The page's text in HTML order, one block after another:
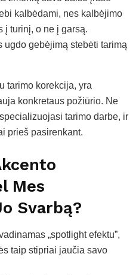
kalbėdami, nes kalbėjimo
į turinį, o ne į garsą.
ugdo gebėjimą stebėti tarimą
tarimo korekcija, yra
konkretaus požiūrio. Ne
tarimo darbe, ir
prieš pasirenkant.
Mes
Svarbą?
„spotlight efektu”,
taip stipriai jaučia savo